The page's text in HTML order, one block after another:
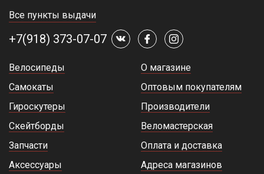
Все пункты выдачи
+7(918) 373-07-07
Велосипеды
Самокаты
Гироскутеры
Скейтборды
Запчасти
Аксессуары
О магазине
Оптовым покупателям
Производители
Веломастерская
Оплата и доставка
Адреса магазинов